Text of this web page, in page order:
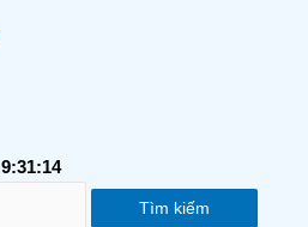
9:31:14
Tìm kiếm